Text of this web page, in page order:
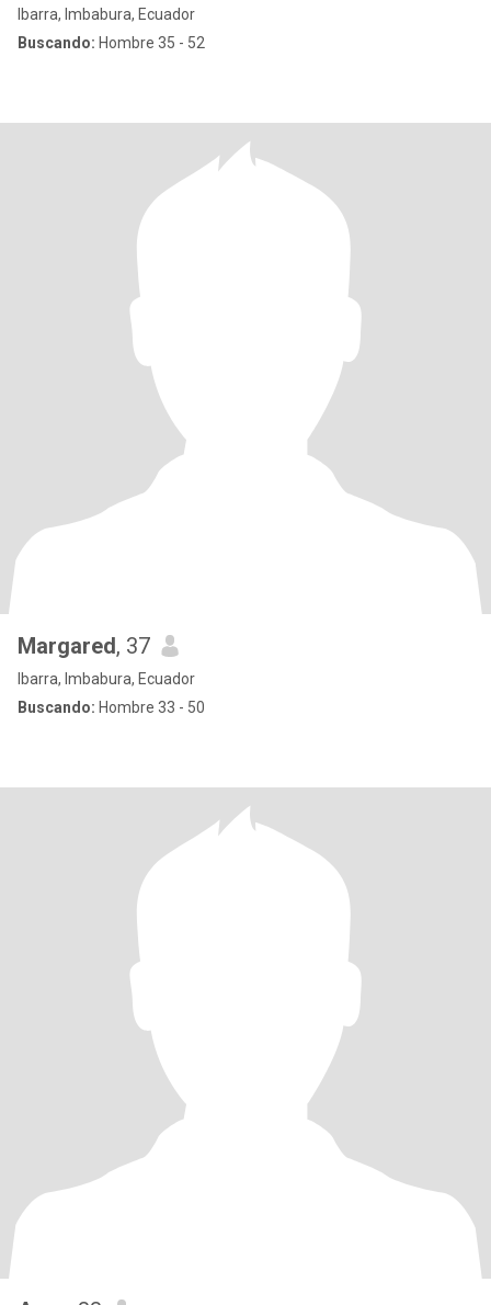
Ibarra, Imbabura, Ecuador
Buscando: Hombre 35 - 52
Margared, 37
Ibarra, Imbabura, Ecuador
Buscando: Hombre 33 - 50